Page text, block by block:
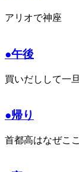
アリオで神座
●午後
買いだしして一
●帰り
首都高はなぜこ